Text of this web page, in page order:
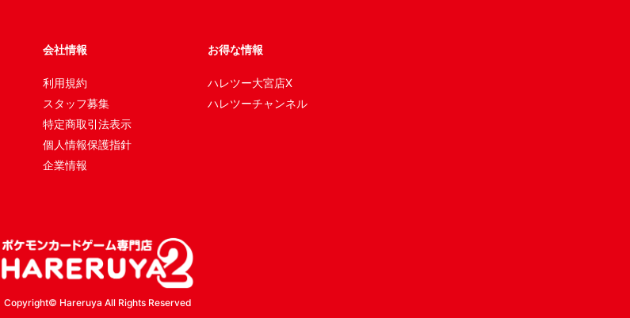
会社情報
利用規約
スタッフ募集
特定商取引法表示
個人情報保護指針
企業情報
お得な情報
ハレツー大宮店X
ハレツーチャンネル
Copyright© Hareruya All Rights Reserved